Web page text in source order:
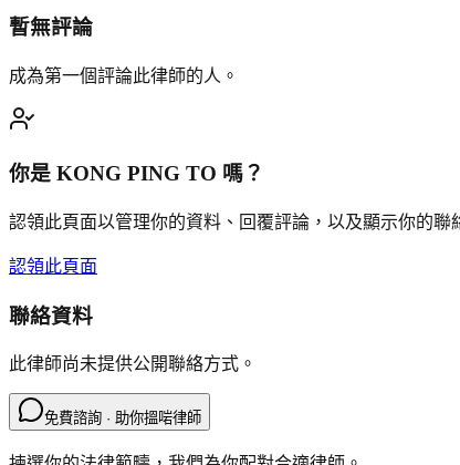
暫無評論
成為第一個評論此律師的人。
你是 KONG PING TO 嗎？
認領此頁面以管理你的資料、回覆評論，以及顯示你的聯
認領此頁面
聯絡資料
此律師尚未提供公開聯絡方式。
免費諮詢 · 助你搵啱律師